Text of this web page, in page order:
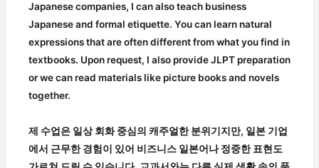
Japanese companies, I can also teach business
Japanese and formal etiquette. You can learn natural
expressions that are often different from what you find in
textbooks. Upon request, I also provide JLPT preparation
or we can read materials like picture books and novels
together.
제 수업은 일상 회화 중심의 캐주얼한 분위기지만, 일본 기업
에서 근무한 경험이 있어 비즈니스 일본어나 정중한 표현도